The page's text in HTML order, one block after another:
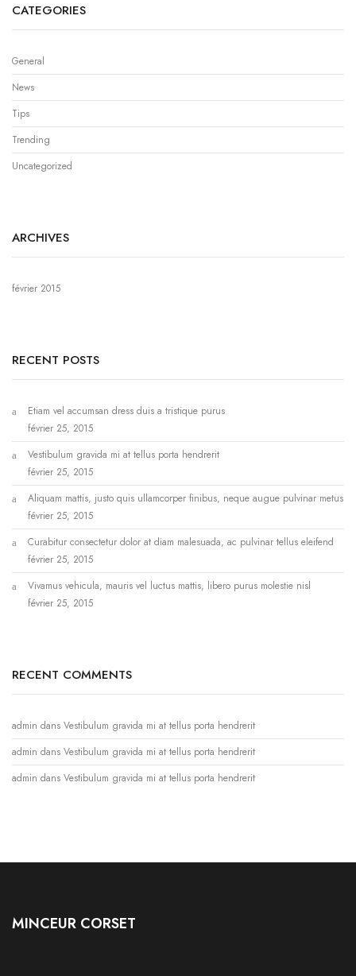
CATEGORIES
General
News
Tips
Trending
Uncategorized
ARCHIVES
février 2015
RECENT POSTS
Etiam vel accumsan dress duis a tristique purus
février 25, 2015
Vestibulum gravida mi at tellus porta hendrerit
février 25, 2015
Aliquam mattis, justo quis ullamcorper finibus, neque augue pulvinar metus
février 25, 2015
Curabitur consectetur dolor at diam malesuada, ac pulvinar tellus eleifend
février 25, 2015
Vivamus vehicula, mauris vel luctus mattis, libero purus molestie nisl
février 25, 2015
RECENT COMMENTS
admin dans Vestibulum gravida mi at tellus porta hendrerit
admin dans Vestibulum gravida mi at tellus porta hendrerit
admin dans Vestibulum gravida mi at tellus porta hendrerit
MINCEUR CORSET